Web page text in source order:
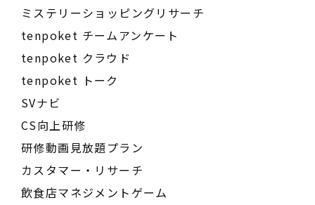
ミステリーショッピングリサーチ
tenpoket チームアンケート
tenpoket クラウド
tenpoket トーク
SVナビ
CS向上研修
研修動画見放題プラン
カスタマー・リサーチ
飲食店マネジメントゲーム